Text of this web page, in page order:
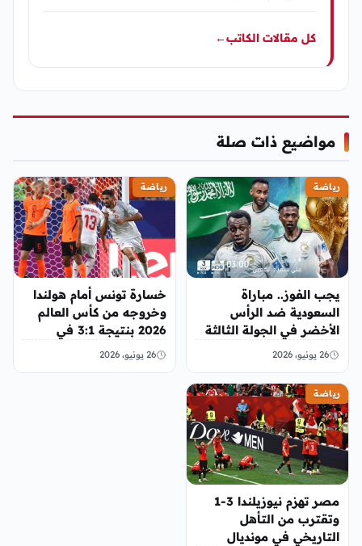
كل مقالات الكاتب←
مواضيع ذات صلة
رياضة
يجب الفوز.. مباراة
السعودية ضد الرأس
الأخضر في الجولة الثالثة
من كأس العالم 2026
26 يونيو، 2026
رياضة
خسارة تونس أمام هولندا
وخروجه من كأس العالم
2026 بنتيجة 3:1 في
مباراة حزينة
26 يونيو، 2026
رياضة
مصر تهزم نيوزيلندا 3-1
وتقترب من التأهل
التاريخي في مونديال